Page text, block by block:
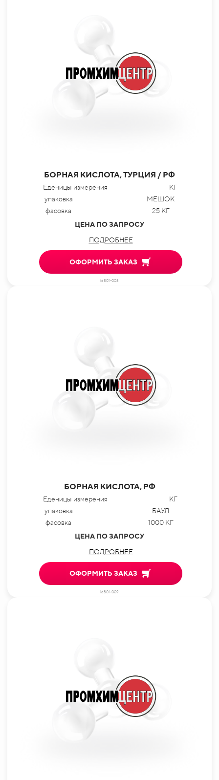
БОРНАЯ КИСЛОТА, ТУРЦИЯ / РФ
Еденицы измерения
КГ
упаковка
МЕШОК
фасовка
25 КГ
ЦЕНА ПО ЗАПРОСУ
ПОДРОБНЕЕ
ОФОРМИТЬ ЗАКАЗ
id801-008
БОРНАЯ КИСЛОТА, РФ
Еденицы измерения
КГ
упаковка
БАУЛ
фасовка
1000 КГ
ЦЕНА ПО ЗАПРОСУ
ПОДРОБНЕЕ
ОФОРМИТЬ ЗАКАЗ
id801-009